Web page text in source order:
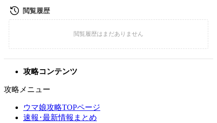
攻略コンテンツ
攻略メニュー
ウマ娘攻略TOPページ
速報･最新情報まとめ